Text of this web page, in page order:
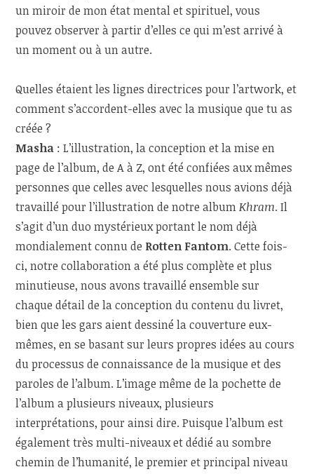
un miroir de mon état mental et spirituel, vous
pouvez observer à partir d’elles ce qui m’est arrivé à
un moment ou à un autre.
Quelles étaient les lignes directrices pour l’artwork, et
comment s’accordent-elles avec la musique que tu as
créée ?
Masha : L’illustration, la conception et la mise en
page de l’album, de A à Z, ont été confiées aux mêmes
personnes que celles avec lesquelles nous avions déjà
travaillé pour l’illustration de notre albumKhram. Il
s’agit d’un duo mystérieux portant le nom déjà
mondialement connu de Rotten Fantom. Cette fois-
ci, notre collaboration a été plus complète et plus
minutieuse, nous avons travaillé ensemble sur
chaque détail de la conception du contenu du livret,
bien que les gars aient dessiné la couverture eux-
mêmes, en se basant sur leurs propres idées au cours
du processus de connaissance de la musique et des
paroles de l’album. L’image même de la pochette de
l’album a plusieurs niveaux, plusieurs
interprétations, pour ainsi dire. Puisque l’album est
également très multi-niveaux et dédié au sombre
chemin de l’humanité, le premier et principal niveau